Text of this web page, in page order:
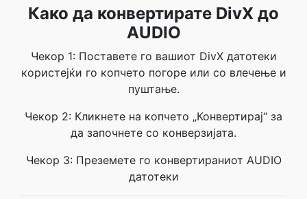
Како да конвертирате DivX до
AUDIO
Чекор 1: Поставете го вашиот DivX датотеки
користејќи го копчето погоре или со влечење и
пуштање.
Чекор 2: Кликнете на копчето „Конвертирај“ за
да започнете со конверзијата.
Чекор 3: Преземете го конвертираниот AUDIO
датотеки